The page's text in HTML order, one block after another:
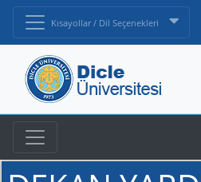
Kısayollar / Dil Seçenekleri